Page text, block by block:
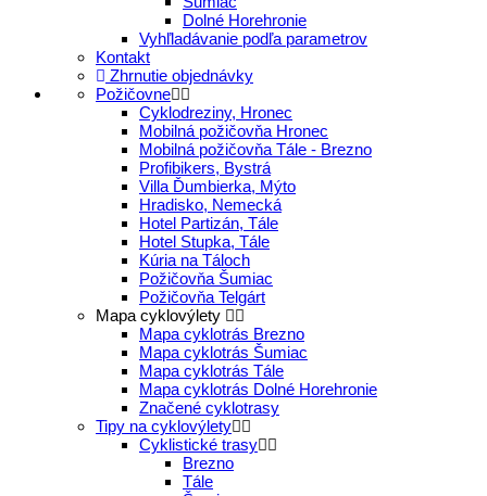
Dolné Horehronie
Vyhľladávanie podľa parametrov
Kontakt
Zhrnutie objednávky
Požičovne
Cyklodreziny, Hronec
Mobilná požičovňa Hronec
Mobilná požičovňa Tále - Brezno
Profibikers, Bystrá
Villa Ďumbierka, Mýto
Hradisko, Nemecká
Hotel Partizán, Tále
Hotel Stupka, Tále
Kúria na Táloch
Požičovňa Šumiac
Požičovňa Telgárt
Mapa cyklovýlety
Mapa cyklotrás Brezno
Mapa cyklotrás Šumiac
Mapa cyklotrás Tále
Mapa cyklotrás Dolné Horehronie
Značené cyklotrasy
Tipy na cyklovýlety
Cyklistické trasy
Brezno
Tále